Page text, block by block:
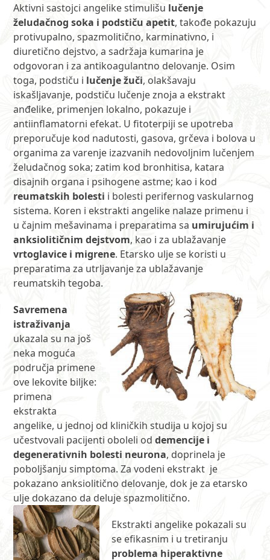
Aktivni sastojci angelike stimulišu lučenje
želudačnog soka i podstiču apetit, takođe pokazuju
protivupalno, spazmolitično, karminativno, i
diuretično dejstvo, a sadržaja kumarina je
odgovoran i za antikoagulantno delovanje. Osim
toga, podstiču i lučenje žuči, olakšavaju
iskašljavanje, podstiču lučenje znoja a ekstrakt
anđelike, primenjen lokalno, pokazuje i
antiinflamatorni efekat. U fitoterpiji se upotreba
preporučuje kod nadutosti, gasova, grčeva i bolova u
organima za varenje izazvanih nedovoljnim lučenjem
želudačnog soka; zatim kod bronhitisa, katara
disajnih organa i psihogene astme; kao i kod
reumatskih bolesti i bolesti perifernog vaskularnog
sistema. Koren i ekstrakti angelike nalaze primenu i
u čajnim mešavinama i preparatima sa umirujućim i
anksiolitičnim dejstvom, kao i za ublažavanje
vrtoglavice i migrene. Etarsko ulje se koristi u
preparatima za utrljavanje za ublažavanje
reumatskih tegoba.
Savremena
istraživanja
ukazala su na još
neka moguća
područja primene
ove lekovite biljke:
primena
ekstrakta
angelike, u jednoj od kliničkih studija u kojoj su
učestvovali pacijenti oboleli oddemencije i
degenerativnih bolesti neurona, doprinela je
poboljšanju simptoma. Za vodeni ekstrakt je
pokazano anksiolitično delovanje, dok je za etarsko
ulje dokazano da deluje spazmolitično.
Ekstrakti angelike pokazali su
se efikasnim i u tretiranju
problema hiperaktivne